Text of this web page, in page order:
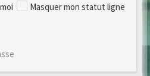
Masquer mon statut ligne